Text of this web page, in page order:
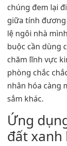
chúng đem lại
giữa tính
lệ ngôi nhà
buộc cần dùng
chăm lĩnh vực
phòng chắc
nhân hóa càng
sắm khác.
Ứng
đất xanh